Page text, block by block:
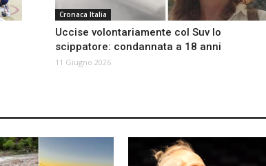
Cronaca Italia
Uccise volontariamente col Suv lo
scippatore: condannata a 18 anni
11 Giugno 2026